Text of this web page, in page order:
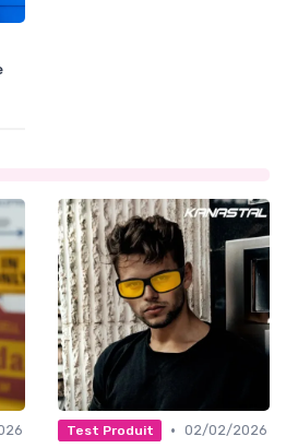
Test Produit • 02/02/2026